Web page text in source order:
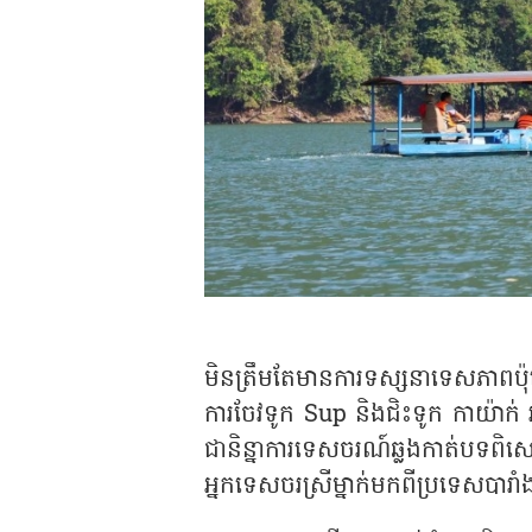
មិនត្រឹមតែមានការទស្សនាទេសភា
ការចែវទូក Sup និងជិះទូក កាយ៉ាក់
ជានិន្នាការទេសចរណ៍ឆ្លងកាត់បទ
អ្នកទេសចរស្រីម្នាក់មកពីប្រទេសបារ